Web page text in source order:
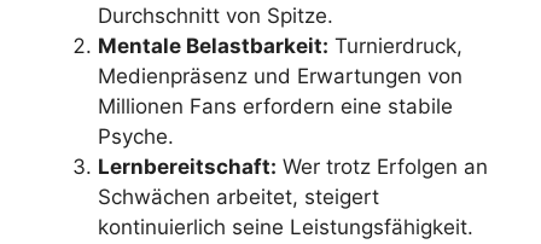
Durchschnitt von Spitze.
Mentale Belastbarkeit: Turnierdruck,
Medienpräsenz und Erwartungen von
Millionen Fans erfordern eine stabile
Psyche.
Lernbereitschaft: Wer trotz Erfolgen an
Schwächen arbeitet, steigert
kontinuierlich seine Leistungsfähigkeit.